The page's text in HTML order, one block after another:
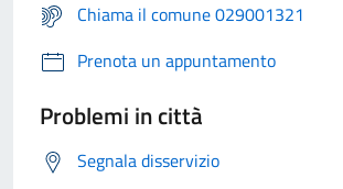
Chiama il comune 029001321
Prenota un appuntamento
Problemi in città
Segnala disservizio